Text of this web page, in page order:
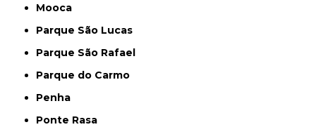
Mooca
Parque São Lucas
Parque São Rafael
Parque do Carmo
Penha
Ponte Rasa